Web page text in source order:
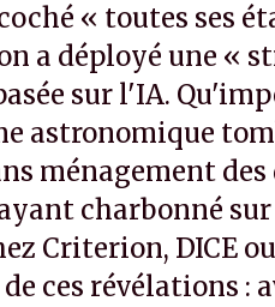
« toutes ses
a déployé une «
sur l'IA.
astronomique
ménagement
charbonné sur
Criterion, DICE
ces révélations :